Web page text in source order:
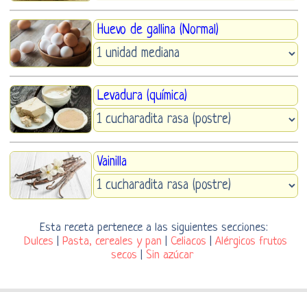
Huevo de gallina (Normal)
Levadura (química)
Vainilla
Esta receta pertenece a las siguientes secciones:
Dulces
Pasta, cereales y pan Celiacos
Alérgicos frutos
secos
Sin azúcar